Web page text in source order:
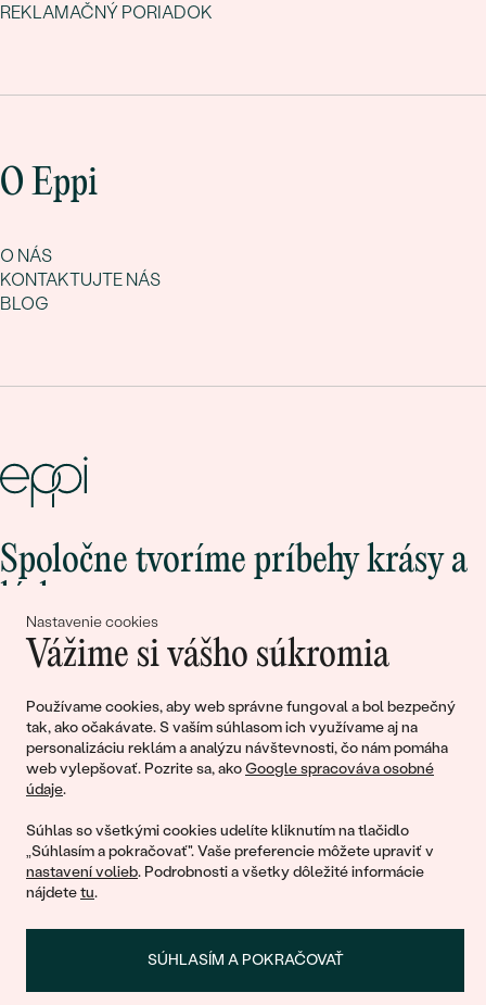
Nastavenie cookies
Vážime si vášho súkromia
Používame cookies, aby web správne fungoval a bol bezpečný
tak, ako očakávate. S vaším súhlasom ich využívame aj na
personalizáciu reklám a analýzu návštevnosti, čo nám pomáha
web vylepšovať. Pozrite sa, akoGoogle spracováva osobné
údaje.
Súhlas so všetkými cookies udelíte kliknutím na tlačidlo
„Súhlasím a pokračovať". Vaše preferencie môžete upraviť v
nastavení volieb. Podrobnosti a všetky dôležité informácie
nájdetetu.
SÚHLASÍM A POKRAČOVAŤ
REKLAMAČNÝ PORIADOK
O Eppi
O NÁS
KONTAKTUJTE NÁS
BLOG
Spoločne tvoríme príbehy krásy a
Pripojte sa k nám!
© 2011 - 2026, Eppi.sk